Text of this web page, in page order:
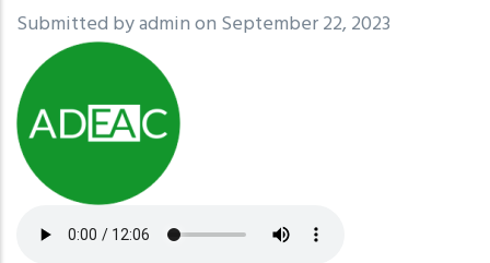
Submitted byadminon September 22, 2023